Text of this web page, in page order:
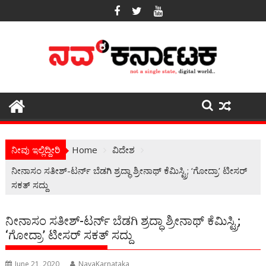
to
ನೀವು ಇಲ್ಲಿದ್ದೀರಿ Home
ವಿದೇಶ
ನೀನಾಸಂ ಸತೀಶ್-ಟರ್ನ್ ಬೆಡಗಿ ಶ್ರದ್ಧಾ ಶ್ರೀನಾಥ್ ಕೆಮಿಸ್ಟ್ರಿ; ‘ಗೋದ್ರಾ’ ಟೀಸರ್
ಸಕತ್ ಸದ್ದು
ನೀನಾಸಂ ಸತೀಶ್-ಟರ್ನ್ ಬೆಡಗಿ ಶ್ರದ್ಧಾ ಶ್ರೀನಾಥ್ ಕೆಮಿಸ್ಟ್ರಿ;
‘ಗೋದ್ರಾ’ ಟೀಸರ್ ಸಕತ್ ಸದ್ದು
June 21, 2020 NavaKarnataka